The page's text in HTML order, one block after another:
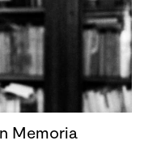
Memoria